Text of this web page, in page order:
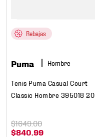
Rebajas
Puma Hombre
Tenis Puma Casual Court
Classic Hombre 395018 20
$840.99
$1649.00